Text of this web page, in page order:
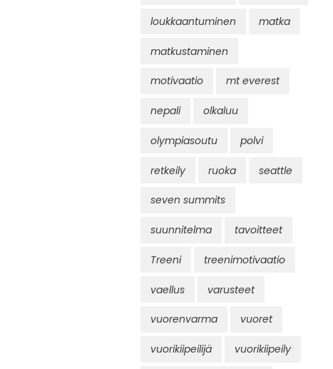
loukkaantuminen matka
matkustaminen
motivaatio mt everest
nepali olkaluu
olympiasoutu polvi
retkeily ruoka seattle
seven summits
suunnitelma tavoitteet
Treeni treenimotivaatio
vaellus varusteet
vuorenvarma vuoret
vuorikiipeilijä vuorikiipeily